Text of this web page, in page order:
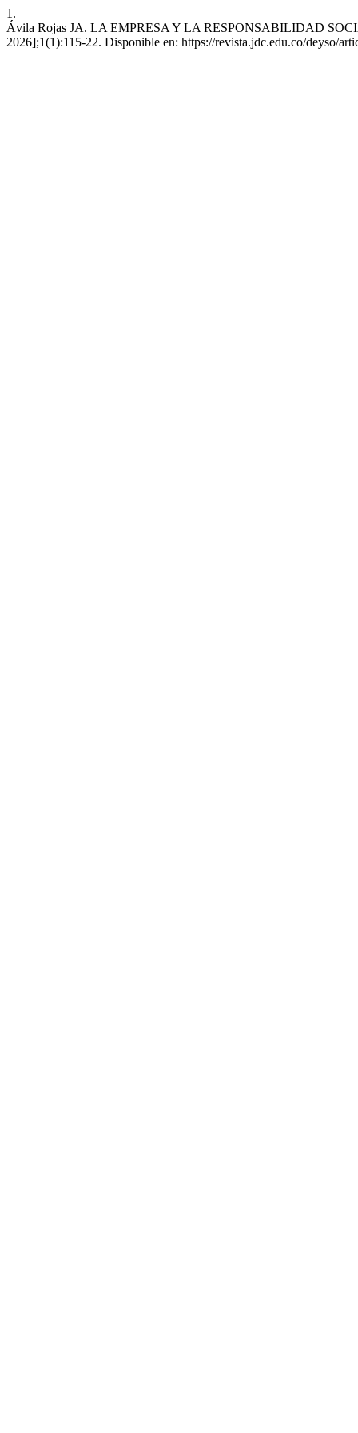
1.
Ávila Rojas JA. LA EMPRESA Y LA RESPONSABILIDAD
2026];1(1):115-22. Disponible en: https://revista.jdc.edu.co/deyso/